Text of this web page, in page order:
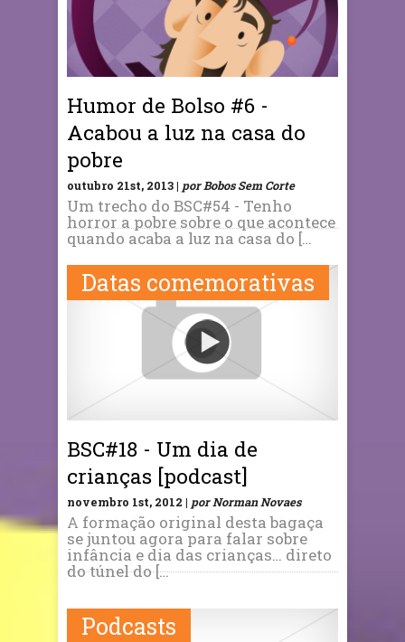
Humor de Bolso #6 -
Acabou a luz na casa do
pobre
outubro 21st, 2013 | por Bobos Sem Corte
Um trecho do BSC#54 - Tenho
horror a pobre sobre o que acontece
quando acaba a luz na casa do […
Datas comemorativas
BSC#18 - Um dia de
crianças [podcast]
novembro 1st, 2012 | por Norman Novaes
A formação original desta bagaça
se juntou agora para falar sobre
infância e dia das crianças… direto
do túnel do […
Podcasts